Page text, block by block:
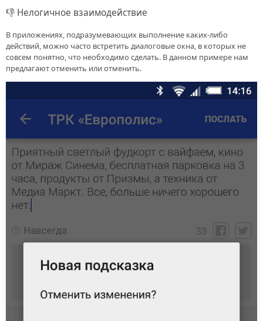
👎 Нелогичное взаимодействие
В приложениях, подразумевающих выполнение каких-либо
действий, можно часто встретить диалоговые окна, в которых не
совсем понятно, что необходимо сделать. В данном примере нам
предлагают отменить или отменить.